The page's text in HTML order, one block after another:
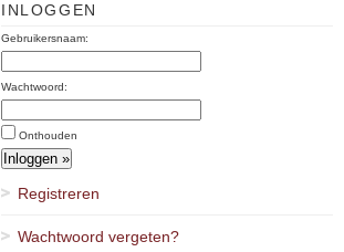
INLOGGEN
Gebruikersnaam:
Wachtwoord:
Onthouden
Registreren
Wachtwoord vergeten?